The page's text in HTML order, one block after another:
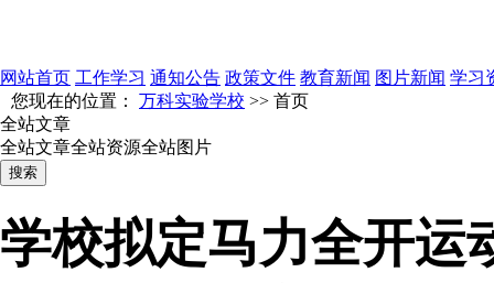
网站首页 工作学习 通知公告 政策文件 教育新闻 图片新闻 学习
您现在的位置： 万科实验学校 >> 首页
全站文章
全站文章全站资源全站图片
学校拟定马力全开运